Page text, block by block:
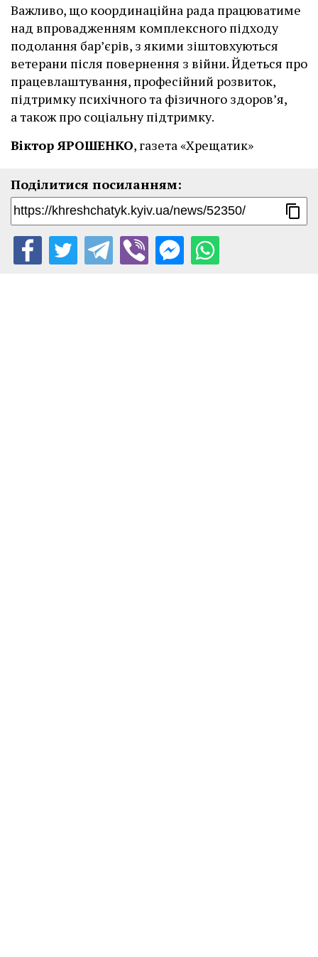
Важливо, що координаційна рада працюватиме
над впровадженням комплексного підходу
подолання бар’єрів, з якими зіштовхуються
ветерани після повернення з війни. Йдеться про
працевлаштування, професійний розвиток,
підтримку психічного та фізичного здоров’я,
а також про соціальну підтримку.
Віктор ЯРОШЕНКО, газета «Хрещатик»